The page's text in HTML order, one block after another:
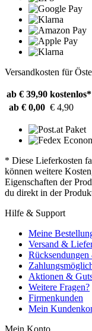
Versandkosten für
ab € 39,90 kostenlos*
ab € 0,00 € 4,90
* Diese Lieferkosten
können weitere
Eigenschaften der
du direkt in der
Hilfe & Support
Meine
Versand &
Aktionen &
Weitere Fragen?
Firmenkunden
Mein